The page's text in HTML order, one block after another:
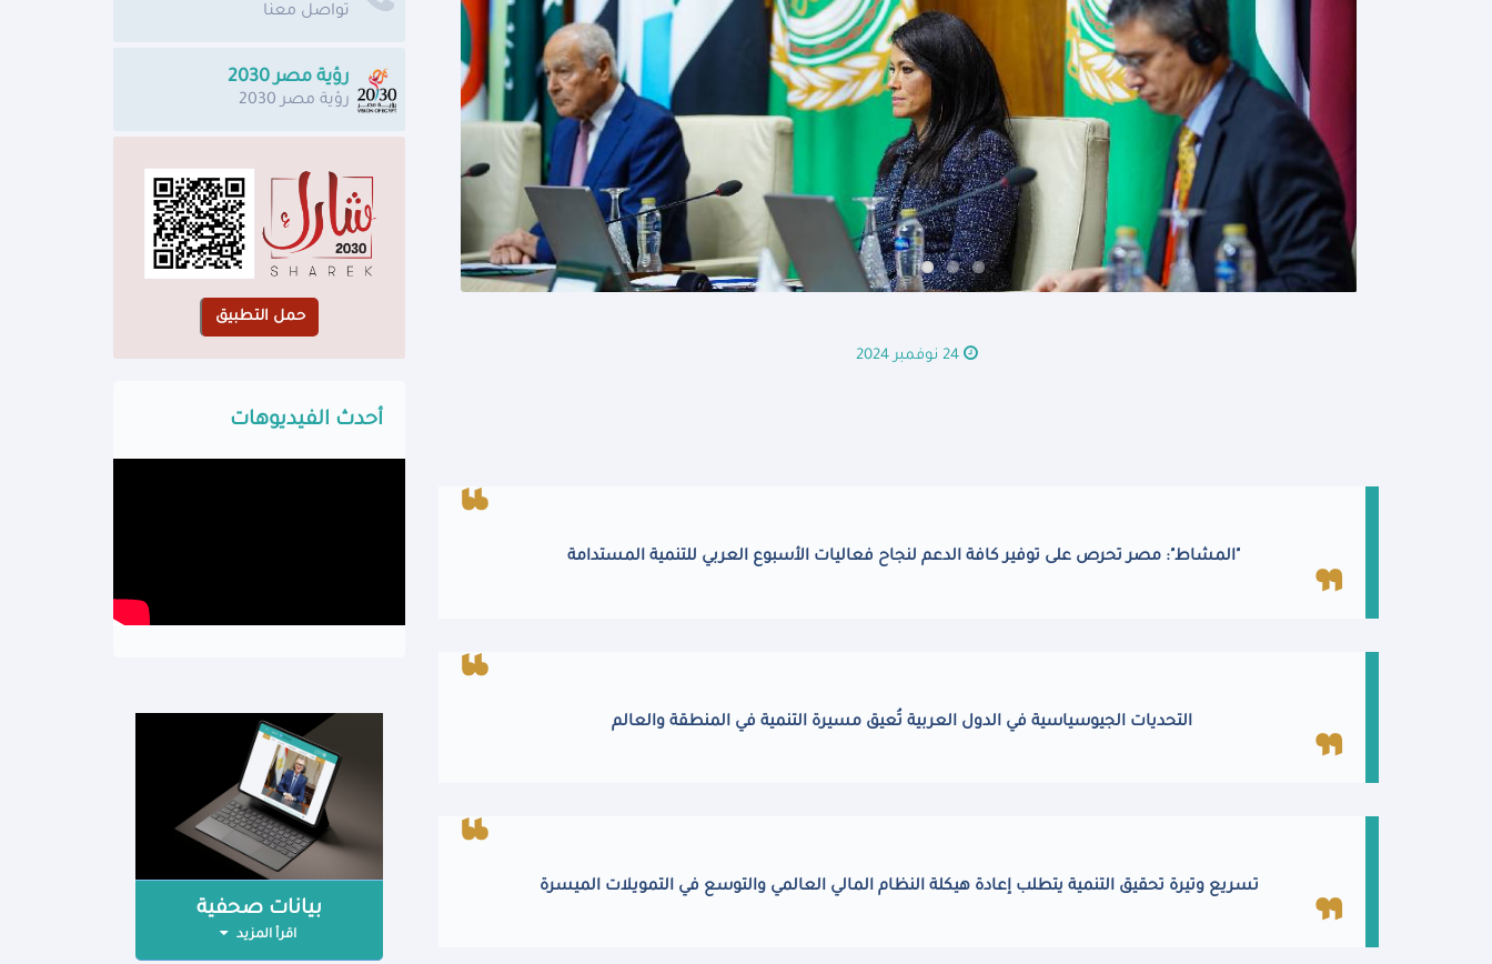
24 نوفمبر 2024
"المشاط": مصر تحرص على توفير كافة الدعم لنجاح فعاليات الأسبوع العربي للتنمية المستدامة
التحديات الجيوسياسية في الدول العربية تُعيق مسيرة التنمية في المنطقة والعالم
تسريع وتيرة تحقيق التنمية يتطلب إعادة هيكلة النظام المالي العالمي والتوسع في التمويلات الميسرة
تواصل معنا
رؤية مصر 2030
رؤية مصر 2030
أحدث الفيديوهات
بيانات صحفية
اقرأ المزيد